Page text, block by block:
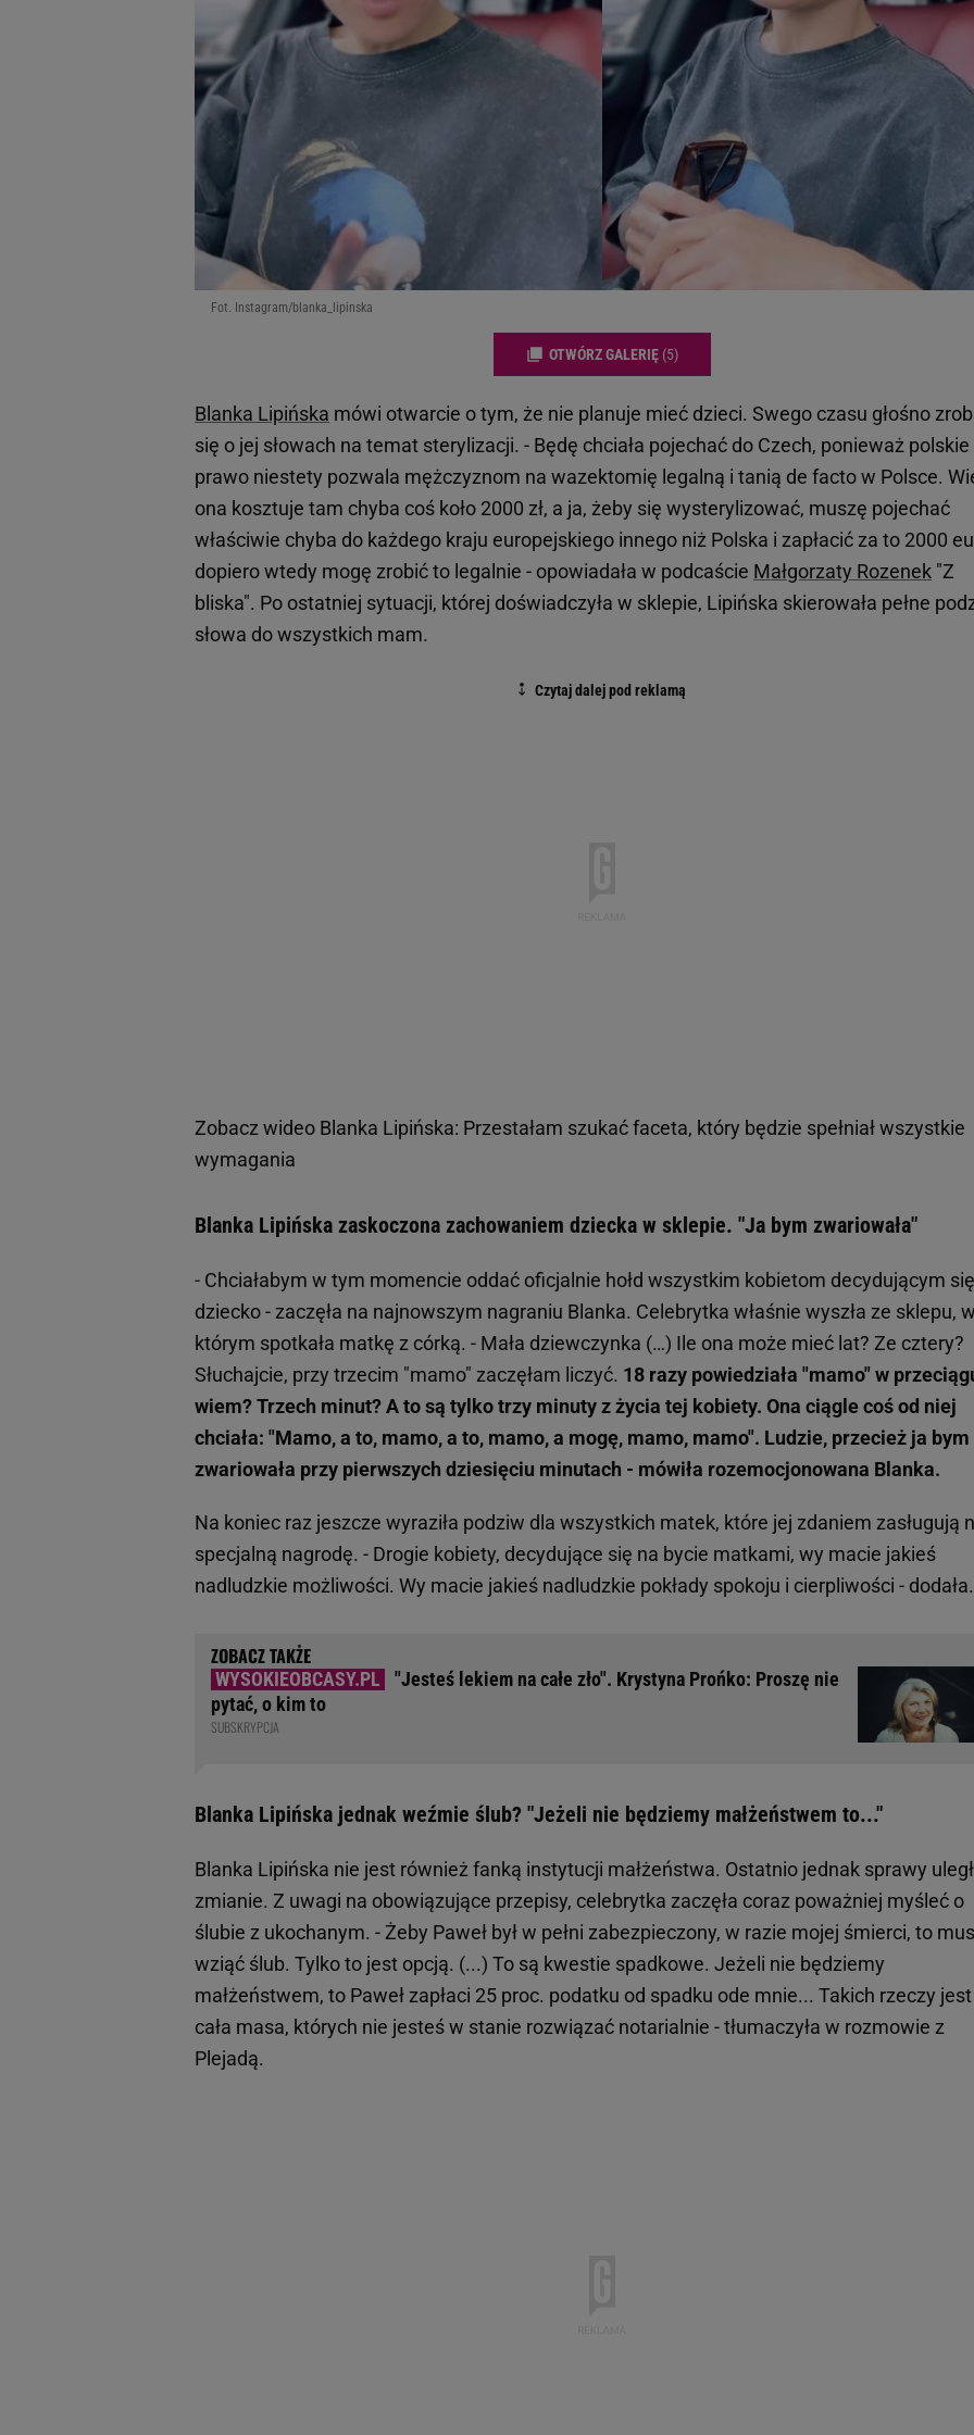
Fot. Instagram/blanka_lipinska
OTWÓRZ GALERIĘ (5)
Blanka Lipińska mówi otwarcie o tym, że nie planuje mieć dzieci. Swego czasu głośno
się o jej słowach na temat sterylizacji. - Będę chciała pojechać do Czech, ponieważ polskie
prawo niestety pozwala mężczyznom na wazektomię legalną i tanią de facto w Polsce.
ona kosztuje tam chyba coś koło 2000 zł, a ja, żeby się wysterylizować, muszę pojechać
właściwie chyba do każdego kraju europejskiego innego niż Polska i zapłacić za to 2000
dopiero wtedy mogę zrobić to legalnie - opowiadała w podcaście Małgorzaty Rozenek "Z
bliska". Po ostatniej sytuacji, której doświadczyła w sklepie, Lipińska skierowała pełne
słowa do wszystkich mam.
Zobacz wideo Blanka Lipińska: Przestałam szukać faceta, który będzie spełniał wszystkie
wymagania
Blanka Lipińska zaskoczona zachowaniem dziecka w sklepie. "Ja bym zwariowała"
- Chciałabym w tym momencie oddać oficjalnie hołd wszystkim kobietom decydującym
dziecko - zaczęła na najnowszym nagraniu Blanka. Celebrytka właśnie wyszła ze sklepu, w
którym spotkała matkę z córką. - Mała dziewczynka (…) Ile ona może mieć lat? Ze cztery?
Słuchajcie, przy trzecim "mamo" zaczęłam liczyć. 18 razy powiedziała "mamo" w
wiem? Trzech minut? A to są tylko trzy minuty z życia tej kobiety. Ona ciągle coś od niej
chciała: "Mamo, a to, mamo, a to, mamo, a mogę, mamo, mamo". Ludzie, przecież ja bym
zwariowała przy pierwszych dziesięciu minutach - mówiła rozemocjonowana Blanka.
Na koniec raz jeszcze wyraziła podziw dla wszystkich matek, które jej zdaniem zasługują
specjalną nagrodę. - Drogie kobiety, decydujące się na bycie matkami, wy macie jakieś
nadludzkie możliwości. Wy macie jakieś nadludzkie pokłady spokoju i cierpliwości - dodała.
"Jesteś lekiem na całe zło". Krystyna Prońko: Proszę nie
pytać, o kim to
SUBSKRYPCJA
Blanka Lipińska jednak weźmie ślub? "Jeżeli nie będziemy małżeństwem to..."
Blanka Lipińska nie jest również fanką instytucji małżeństwa. Ostatnio jednak sprawy
zmianie. Z uwagi na obowiązujące przepisy, celebrytka zaczęła coraz poważniej myśleć o
ślubie z ukochanym. - Żeby Paweł był w pełni zabezpieczony, w razie mojej śmierci, to
wziąć ślub. Tylko to jest opcją. (...) To są kwestie spadkowe. Jeżeli nie będziemy
małżeństwem, to Paweł zapłaci 25 proc. podatku od spadku ode mnie... Takich rzeczy jest
cała masa, których nie jesteś w stanie rozwiązać notarialnie - tłumaczyła w rozmowie z
Plejadą.